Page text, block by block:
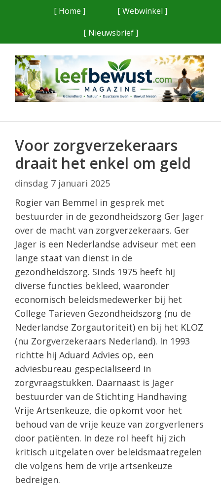
[ Home ]
[ Webwinkel ]
[ Nieuwsbrief ]
Voor zorgverzekeraars
draait het enkel om geld
dinsdag 7 januari 2025
Rogier van Bemmel in gesprek met
bestuurder in de gezondheidszorg Ger Jager
over de macht van zorgverzekeraars. Ger
Jager is een Nederlandse adviseur met een
lange staat van dienst in de
gezondheidszorg. Sinds 1975 heeft hij
diverse functies bekleed, waaronder
economisch beleidsmedewerker bij het
College Tarieven Gezondheidszorg (nu de
Nederlandse Zorgautoriteit) en bij het KLOZ
(nu Zorgverzekeraars Nederland). In 1993
richtte hij Aduard Advies op, een
adviesbureau gespecialiseerd in
zorgvraagstukken. Daarnaast is Jager
bestuurder van de Stichting Handhaving
Vrije Artsenkeuze, die opkomt voor het
behoud van de vrije keuze van zorgverleners
door patiënten. In deze rol heeft hij zich
kritisch uitgelaten over beleidsmaatregelen
die volgens hem de vrije artsenkeuze
bedreigen.